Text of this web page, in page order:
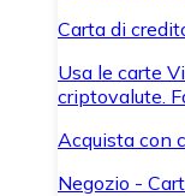
Carta di
Usa le carte
criptovalute.
Acquista con
Negozio -